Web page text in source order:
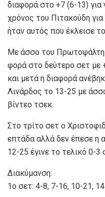
διαφορά στο +7 (6-13)
χρόνος του Πιτακούδη
ήταν αυτός που έκλεισε
Με άσσο του Πρωτοψάλτη
φορά στο δεύτερο σετ με
και μετά η διαφορά
Λινάρδος το 13-25 με
βίντεο τσεκ.
Στο τρίτο σετ ο
επτάδα αλλά δεν έπεσε η
12-25 έγινε το τελικό 0-3
Διακύμανση:
1ο σετ: 4-8, 7-16, 10-21,